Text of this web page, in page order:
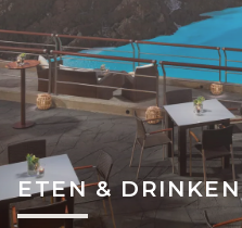
ETEN & DRINKEN